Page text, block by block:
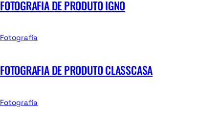
FOTOGRAFIA DE PRODUTO IGNO
Fotografia
FOTOGRAFIA DE PRODUTO CLASSCASA
Fotografia